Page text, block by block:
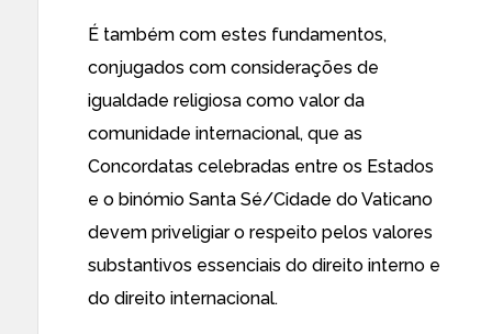
É também com estes fundamentos,
conjugados com considerações de
igualdade religiosa como valor da
comunidade internacional, que as
Concordatas celebradas entre os Estados
e o binómio Santa Sé/Cidade do Vaticano
devem priveligiar o respeito pelos valores
substantivos essenciais do direito interno e
do direito internacional.